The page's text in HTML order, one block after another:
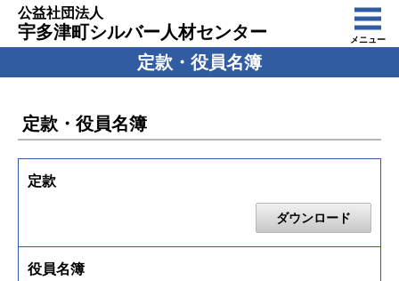
公益社団法人
宇多津町シルバー人材センター メニュー
定款・役員名簿
定款・役員名簿
定款
ダウンロード
役員名簿